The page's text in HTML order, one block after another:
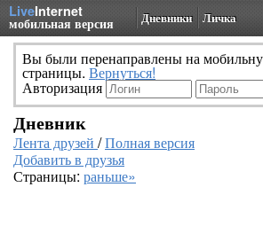
LiveInternet
мобильная версия Дневники Личка
Вы были перенаправлены на
страницы. Вернуться!
Авторизация
Дневник
Лента друзей /Полная версия
Добавить в друзья
Страницы: раньше»